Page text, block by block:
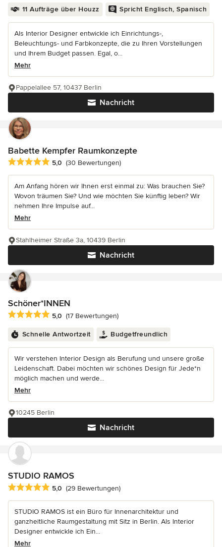
11 Aufträge über Houzz Spricht Englisch, Spanisch
Als Interior Designer entwickle ich Einrichtungs-,
Beleuchtungs- und Farbkonzepte, die zu Ihren Vorstellungen
und Ihrem Budget passen. Egal, o...
Mehr
Nachricht
Pappelallee 57, 10437 Berlin
Babette Kempfer Raumkonzepte
Durchschnittliche Bewertung: 5 von 5 Sternen
5,0 (30 Bewertungen)
Am Anfang hören wir Ihnen erst einmal zu: Was brauchen Sie?
Wovon träumen Sie? Und wie möchten Sie künftig leben? Wir
nehmen Ihre Impulse auf...
Mehr
Nachricht
Stahlheimer Straße 3a, 10439 Berlin
Schöner*INNEN
Durchschnittliche Bewertung: 5 von 5 Sternen
5,0 (17 Bewertungen)
Schnelle Antwortzeit Budgetfreundlich
Wir verstehen Interior Design als Berufung und unsere große
Leidenschaft. Dabei möchten wir schönes Design für Jede*n
möglich machen und werde...
Mehr
Nachricht
10245 Berlin
STUDIO RAMOS
Durchschnittliche Bewertung: 5 von 5 Sternen
5,0 (29 Bewertungen)
STUDIO RAMOS ist ein Büro für Innenarchitektur und
ganzheitliche Raumgestaltung mit Sitz in Berlin. Als Interior
Designer entwickle ich Ein...
Mehr